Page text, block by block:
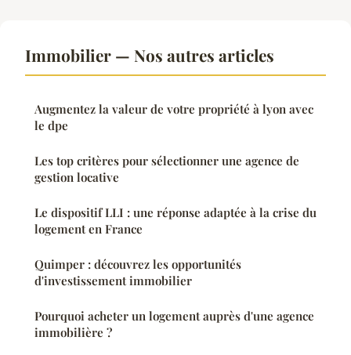
Immobilier — Nos autres articles
Augmentez la valeur de votre propriété à lyon avec
le dpe
Les top critères pour sélectionner une agence de
gestion locative
Le dispositif LLI : une réponse adaptée à la crise du
logement en France
Quimper : découvrez les opportunités
d'investissement immobilier
Pourquoi acheter un logement auprès d'une agence
immobilière ?